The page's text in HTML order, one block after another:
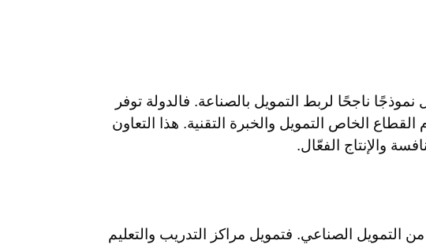
ناجحًا لربط التمويل بالصناعة. فالدولة توفر
القطاع الخاص التمويل والخبرة التقنية. هذا التعاون
والإنتاج الفعّال.
من التمويل الصناعي. فتمويل مراكز التدريب والتعليم